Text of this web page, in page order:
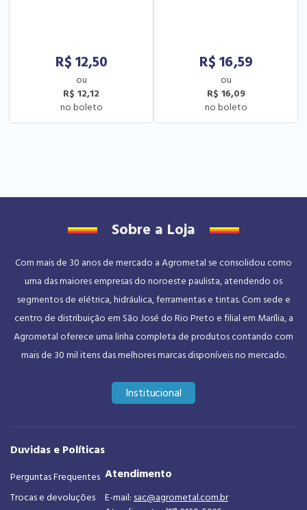
R$ 12,50
R$ 12,12
R$ 16,59
R$ 16,09
Sobre a Loja
Com mais de 30 anos de mercado a Agrometal se consolidou como
uma das maiores empresas do noroeste paulista, atendendo os
segmentos de elétrica, hidráulica, ferramentas e tintas. Com sede e
centro de distribuição em São José do Rio Preto e filial em Marília, a
Agrometal oferece uma linha completa de produtos contando com
mais de 30 mil itens das melhores marcas disponíveis no mercado.
Institucional
Duvidas e Políticas
Perguntas Frequentes
Trocas e devoluções
Atendimento
E-mail: sac@agrometal.com.br